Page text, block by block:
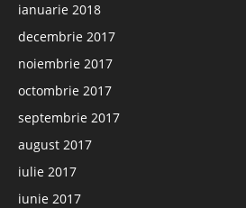
ianuarie 2018
decembrie 2017
noiembrie 2017
octombrie 2017
septembrie 2017
august 2017
iulie 2017
iunie 2017